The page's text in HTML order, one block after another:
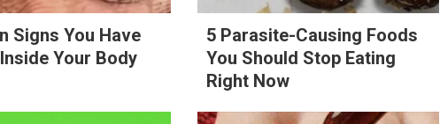
Signs You Have
Your Body
5 Parasite-Causing Foods
You Should Stop Eating
Right Now